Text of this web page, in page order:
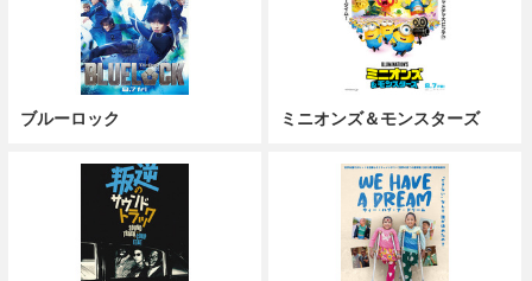
ブルーロック ミニオンズ＆モンスターズ